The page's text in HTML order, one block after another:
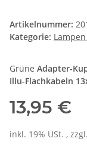
Artikelnummer:
Kategorie:
Grüne Adapter-
Illu-Flachkabeln
13,95 €
inkl. 19% USt. , zzgl.